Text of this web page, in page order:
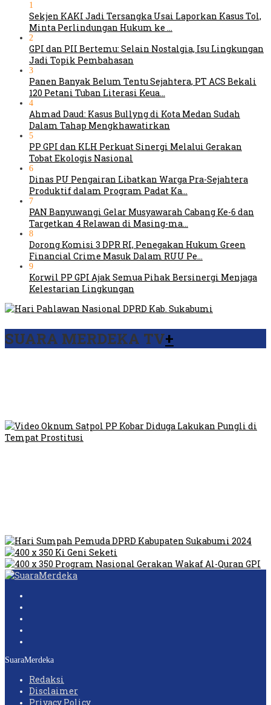
1
Sekjen KAKI Jadi Tersangka Usai Laporkan Kasus Tol,
Minta Perlindungan Hukum ke …
2
GPI dan PII Bertemu: Selain Nostalgia, Isu Lingkungan
Jadi Topik Pembahasan
3
Panen Banyak Belum Tentu Sejahtera, PT ACS Bekali
120 Petani Tuban Literasi Keua…
4
Ahmad Daud: Kasus Bullyng di Kota Medan Sudah
Dalam Tahap Mengkhawatirkan
5
PP GPI dan KLH Perkuat Sinergi Melalui Gerakan
Tobat Ekologis Nasional
6
Dinas PU Pengairan Libatkan Warga Pra-Sejahtera
Produktif dalam Program Padat Ka…
7
PAN Banyuwangi Gelar Musyawarah Cabang Ke-6 dan
Targetkan 4 Relawan di Masing-ma…
8
Dorong Komisi 3 DPR RI, Penegakan Hukum Green
Financial Crime Masuk Dalam RUU Pe…
9
Korwil PP GPI Ajak Semua Pihak Bersinergi Menjaga
Kelestarian Lingkungan
SUARA MERDEKA TV+
SuaraMerdeka
Redaksi
Disclaimer
Privacy Policy